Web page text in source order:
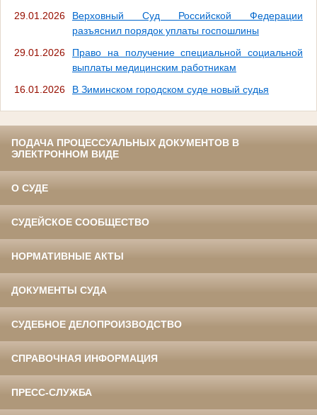
29.01.2026
Верховный Суд Российской Федерации
разъяснил порядок уплаты госпошлины
29.01.2026
Право на получение специальной социальной
выплаты медицинским работникам
16.01.2026
В Зиминском городском суде новый судья
ПОДАЧА ПРОЦЕССУАЛЬНЫХ ДОКУМЕНТОВ В
ЭЛЕКТРОННОМ ВИДЕ
О СУДЕ
СУДЕЙСКОЕ СООБЩЕСТВО
НОРМАТИВНЫЕ АКТЫ
ДОКУМЕНТЫ СУДА
СУДЕБНОЕ ДЕЛОПРОИЗВОДСТВО
СПРАВОЧНАЯ ИНФОРМАЦИЯ
ПРЕСС-СЛУЖБА